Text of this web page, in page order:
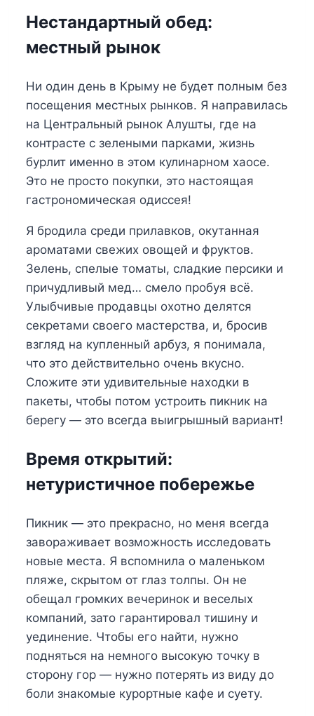
Нестандартный обед:
местный рынок
Ни один день в Крыму не будет полным без
посещения местных рынков. Я направилась
на Центральный рынок Алушты, где на
контрасте с зелеными парками, жизнь
бурлит именно в этом кулинарном хаосе.
Это не просто покупки, это настоящая
гастрономическая одиссея!
Я бродила среди прилавков, окутанная
ароматами свежих овощей и фруктов.
Зелень, спелые томаты, сладкие персики и
причудливый мед… смело пробуя всё.
Улыбчивые продавцы охотно делятся
секретами своего мастерства, и, бросив
взгляд на купленный арбуз, я понимала,
что это действительно очень вкусно.
Сложите эти удивительные находки в
пакеты, чтобы потом устроить пикник на
берегу — это всегда выигрышный вариант!
Время открытий:
нетуристичное побережье
Пикник — это прекрасно, но меня всегда
завораживает возможность исследовать
новые места. Я вспомнила о маленьком
пляже, скрытом от глаз толпы. Он не
обещал громких вечеринок и веселых
компаний, зато гарантировал тишину и
уединение. Чтобы его найти, нужно
подняться на немного высокую точку в
сторону гор — нужно потерять из виду до
боли знакомые курортные кафе и суету.